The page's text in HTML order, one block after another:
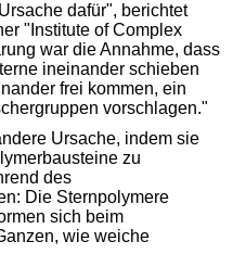
dafür", berichtet
"Institute of Complex
war die Annahme, dass
ineinander schieben
frei kommen, ein
vorschlagen."
Ursache, indem sie
zu
des
Die Sternpolymere
sich beim
wie weiche